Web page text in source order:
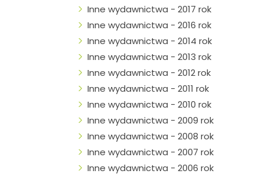
Inne wydawnictwa - 2017 rok
Inne wydawnictwa - 2016 rok
Inne wydawnictwa - 2014 rok
Inne wydawnictwa - 2013 rok
Inne wydawnictwa - 2012 rok
Inne wydawnictwa - 2011 rok
Inne wydawnictwa - 2010 rok
Inne wydawnictwa - 2009 rok
Inne wydawnictwa - 2008 rok
Inne wydawnictwa - 2007 rok
Inne wydawnictwa - 2006 rok